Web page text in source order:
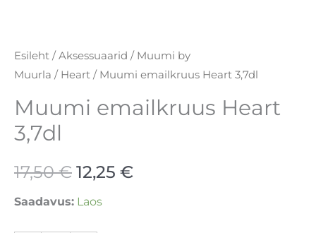
Esileht / Aksessuaarid / Muumi by
Muurla / Heart / Muumi emailkruus Heart 3,7dl
Muumi emailkruus Heart
3,7dl
17,50€ 12,25 €
Saadavus: Laos